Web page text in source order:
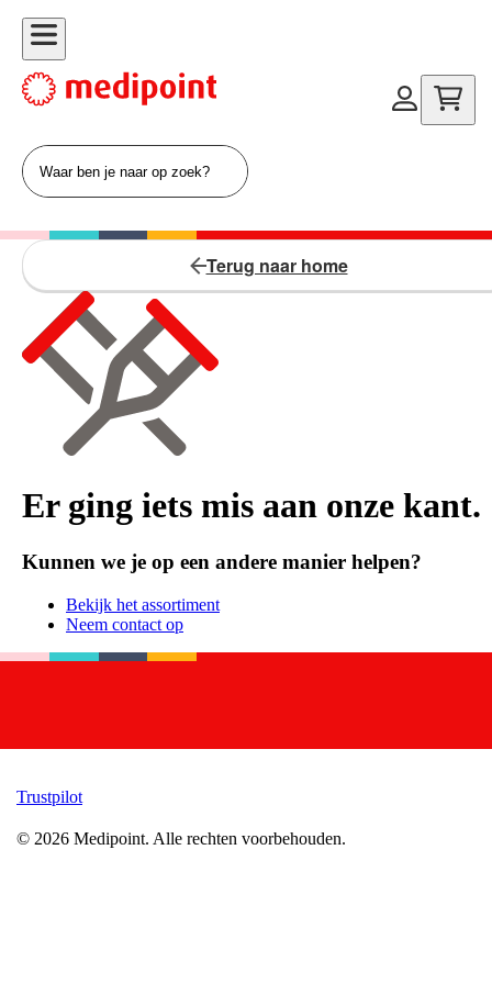
Terug naar home
Er ging iets mis aan onze kant.
Kunnen we je op een andere manier helpen?
Bekijk het assortiment
Neem contact op
Trustpilot
© 2026 Medipoint. Alle rechten voorbehouden.